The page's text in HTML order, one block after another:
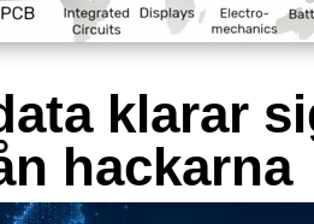
klarar
hackarna